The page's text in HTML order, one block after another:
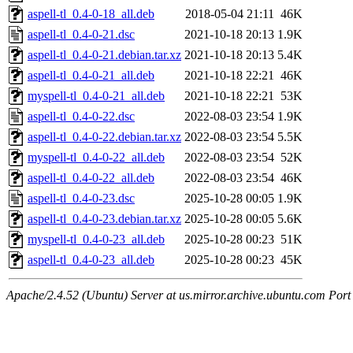
aspell-tl_0.4-0-18_all.deb
2018-05-04 21:11 46K
aspell-tl_0.4-0-21.dsc
2021-10-18 20:13 1.9K
aspell-tl_0.4-0-21.debian.tar.xz 2021-10-18 20:13 5.4K
aspell-tl_0.4-0-21_all.deb
2021-10-18 22:21 46K
myspell-tl_0.4-0-21_all.deb
2021-10-18 22:21 53K
aspell-tl_0.4-0-22.dsc
2022-08-03 23:54 1.9K
aspell-tl_0.4-0-22.debian.tar.xz 2022-08-03 23:54 5.5K
myspell-tl_0.4-0-22_all.deb
2022-08-03 23:54 52K
aspell-tl_0.4-0-22_all.deb
2022-08-03 23:54 46K
aspell-tl_0.4-0-23.dsc
2025-10-28 00:05 1.9K
aspell-tl_0.4-0-23.debian.tar.xz 2025-10-28 00:05 5.6K
myspell-tl_0.4-0-23_all.deb
2025-10-28 00:23 51K
aspell-tl_0.4-0-23_all.deb
2025-10-28 00:23 45K
Apache/2.4.52 (Ubuntu) Server at us.mirror.archive.ubuntu.com Port